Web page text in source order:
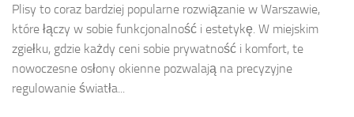
Plisy to coraz bardziej popularne rozwiązanie w Warszawie,
które łączy w sobie funkcjonalność i estetykę. W miejskim
zgiełku, gdzie każdy ceni sobie prywatność i komfort, te
nowoczesne osłony okienne pozwalają na precyzyjne
regulowanie światła...